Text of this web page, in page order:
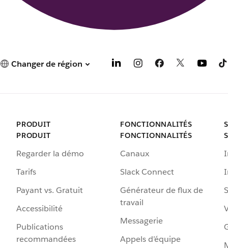
Changer de région
PRODUIT
PRODUIT
Regarder la démo
Tarifs
Payant vs. Gratuit
Accessibilité
Publications
recommandées
FONCTIONNALITÉS
FONCTIONNALITÉS
Canaux
Slack Connect
Générateur de flux de
travail
Messagerie
Appels d’équipe